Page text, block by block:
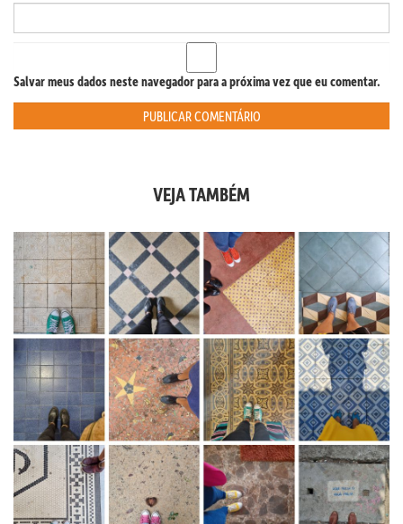
Salvar meus dados neste navegador para a próxima vez que eu comentar.
VEJA TAMBÉM